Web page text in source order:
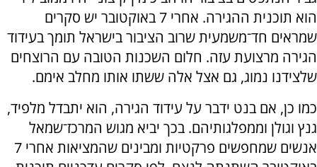
הוא תוכנית ההגירה. אחרי 7 באוקטובר יש סקרים
שמראים חד־משמעית שרוב הציבור בישראל תומך בעידוד
הגירה מרצועת עזה. חלום השכנות הטובה עם הרוצחים
שלצידנו נמוג, גם אצל אלה ששתו אותו מחלב אימם.
כמו כן, אם בנט ידבר על עידוד הגירה, הוא יתבדל מלפיד,
גנץ וגולן וממפלגותיהם. בכך יביא מגוש המרכז־שמאל
אנשים שמחפשים פרקטיות ומבינים שהמציאות אחרי 7